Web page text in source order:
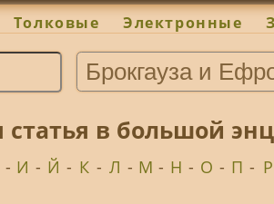
Толковые Электронные
статья в большой
- И - Й - К - Л - М - Н - О - П - Р